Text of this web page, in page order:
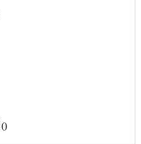
()